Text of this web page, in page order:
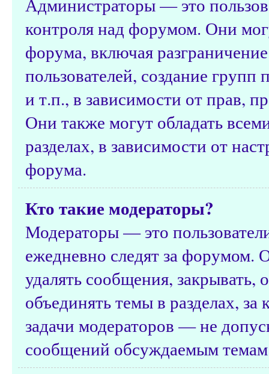
контроля над форумом. Они
форума, включая
пользователей, создание групп
и т.п., в зависимости от прав,
Они также могут обладать
разделах, в зависимости от
форума.
Кто такие модераторы?
Модераторы — это
ежедневно следят за форумом.
удалять сообщения, закрывать,
объединять темы в разделах,
задачи модераторов — не
сообщений обсуждаемым